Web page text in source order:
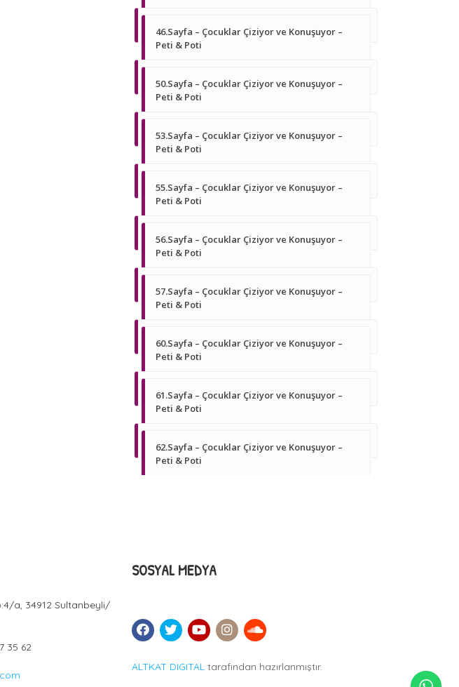
46.Sayfa – Çocuklar Çiziyor ve Konuşuyor –
Peti & Poti
50.Sayfa – Çocuklar Çiziyor ve Konuşuyor –
Peti & Poti
53.Sayfa – Çocuklar Çiziyor ve Konuşuyor –
Peti & Poti
55.Sayfa – Çocuklar Çiziyor ve Konuşuyor –
Peti & Poti
56.Sayfa – Çocuklar Çiziyor ve Konuşuyor –
Peti & Poti
57.Sayfa – Çocuklar Çiziyor ve Konuşuyor –
Peti & Poti
60.Sayfa – Çocuklar Çiziyor ve Konuşuyor –
Peti & Poti
61.Sayfa – Çocuklar Çiziyor ve Konuşuyor –
Peti & Poti
62.Sayfa – Çocuklar Çiziyor ve Konuşuyor –
Peti & Poti
a, 34912 Sultanbeyli/
35 62
SOSYAL MEDYA
ALTKAT DIGITAL tarafından hazırlanmıştır.